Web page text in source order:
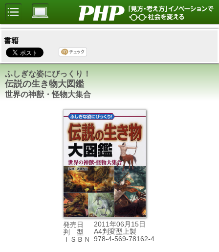
書籍
ふしぎな姿にびっくり！
伝説の生き物大図鑑
世界の神獣・怪物大集合
発売日
2011年06月15日
判 型
A4判変型上製
ＩＳＢＮ
978-4-569-78162-4